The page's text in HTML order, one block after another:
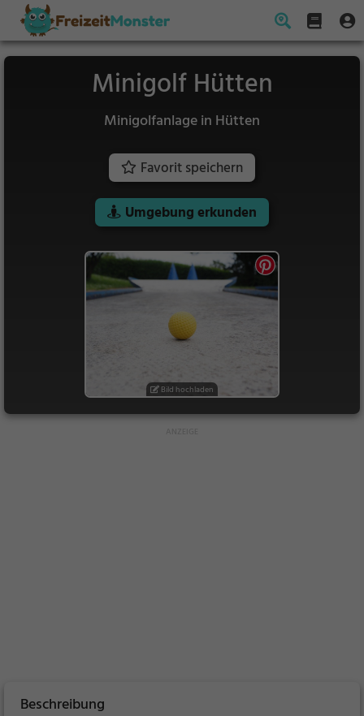
Minigolf Hütten
Minigolfanlage in Hütten
Favorit speichern
Umgebung erkunden
Bild hochladen
Beschreibung